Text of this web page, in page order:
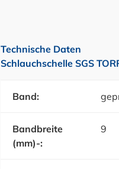
Technische Daten
Schlauchschelle SGS
Band:
Bandbreite
(mm)-:
9